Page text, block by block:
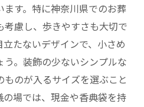
す。特に神奈川県でのお葬
慮し、歩きやすさも大切で
たないデザインで、小さめ
。装飾の少ないシンプルな
のが入るサイズを選ぶこと
場では、現金や香典袋を持